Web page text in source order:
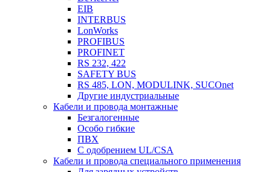
EIB
INTERBUS
LonWorks
PROFIBUS
PROFINET
RS 232, 422
SAFETY BUS
RS 485, LON, MODULINK, SUCOnet
Другие индустриальные
Кабели и провода монтажные
Безгалогенные
Особо гибкие
ПВХ
С одобрением UL/CSA
Кабели и провода специального применения